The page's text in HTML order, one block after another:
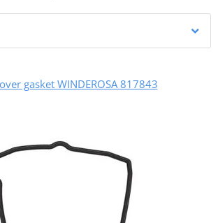
gasket WINDEROSA 817843